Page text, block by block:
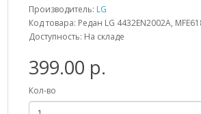
Производитель: LG
Код товара: Редан LG 4432EN2002A,
Доступность: На складе
399.00 р.
Кол-во